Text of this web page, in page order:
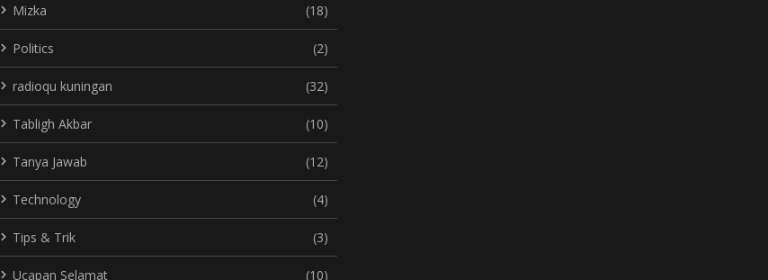
Mizka (18)
Politics (2)
radioqu kuningan (32)
Tabligh Akbar (10)
Tanya Jawab (12)
Technology (4)
Tips & Trik (3)
Ucapan Selamat (10)